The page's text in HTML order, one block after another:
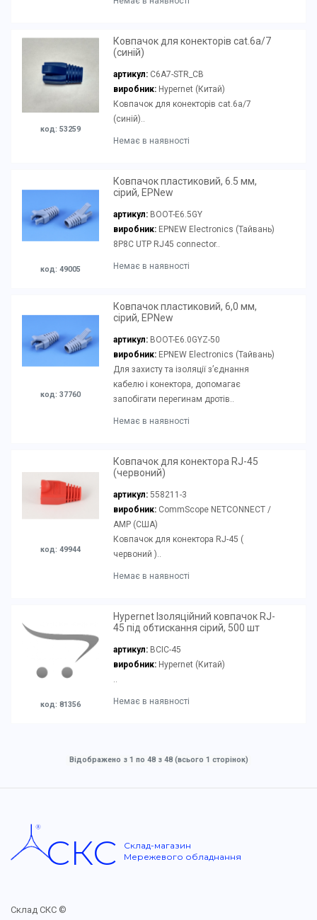
код: 53259
Ковпачок для конекторів cat.6a/7
(синій)
артикул: C6A7-STR_CB
виробник:Hypernet (Китай)
Ковпачок для конекторів cat.6a/7
(синій)..
Немає в наявності
код: 49005
Ковпачок пластиковий, 6.5 мм,
сірий, EPNew
артикул: BOOT-E6.5GY
виробник:EPNEW Electronics (Тайвань)
8P8C UTP RJ45 connector..
Немає в наявності
код: 37760
Ковпачок пластиковий, 6,0 мм,
сірий, EPNew
артикул: BOOT-E6.0GYZ-50
виробник:EPNEW Electronics (Тайвань)
Для захисту та ізоляції з’єднання
кабелю і конектора, допомагає
запобігати перегинам дротів..
Немає в наявності
код: 49944
Ковпачок для конектора RJ-45
(червоний)
артикул: 558211-3
виробник:CommScope NETCONNECT /
AMP (США)
Ковпачок для конектора RJ-45 (
червоний )..
Немає в наявності
код: 81356
Hypernet Ізоляційний ковпачок RJ-
45 під обтискання сірий, 500 шт
артикул: BCIC-45
виробник:Hypernet (Китай)
..
Немає в наявності
Відображено з 1 по 48 з 48 (всього 1 сторінок)
СКС
Склад-магазин
Мережевого обладнання
Склад СКС ©